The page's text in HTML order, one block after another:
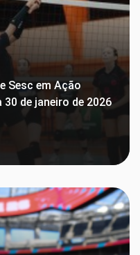
Sesc em Ação
de janeiro de 2026